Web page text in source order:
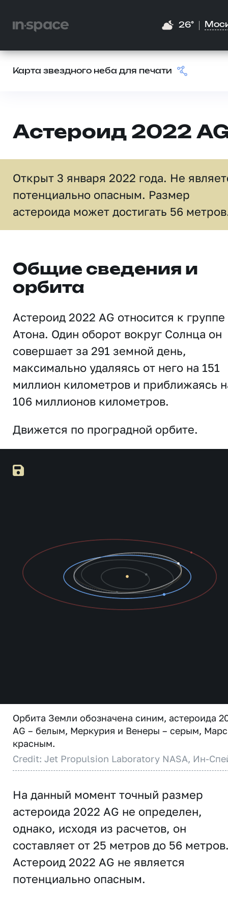
26°
Карта звездного неба для печати
Астероид 2022
Открыт 3 января 2022 года. Не
потенциально опасным. Размер
астероида может достигать 56
Общие сведения и
орбита
Астероид 2022 AG относится к группе
Атона. Один оборот вокруг Солнца он
совершает за 291 земной день,
максимально удаляясь от него на 151
миллион километров и приближаясь
106 миллионов километров.
Движется по проградной орбите.
Орбита Земли обозначена синим, астероида
AG – белым, Меркурия и Венеры – серым,
красным.
Credit: Jet Propulsion Laboratory NASA, Ин-
На данный момент точный размер
астероида 2022 AG не определен,
однако, исходя из расчетов, он
составляет от 25 метров до 56
Астероид 2022 AG не является
потенциально опасным.